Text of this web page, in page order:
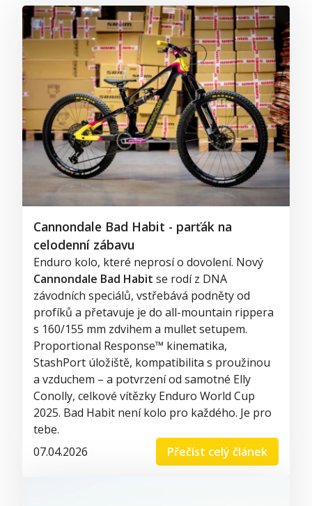
Cannondale Bad Habit - parťák na
celodenní zábavu
Enduro kolo, které neprosí o dovolení. Nový
Cannondale Bad Habit se rodí z DNA
závodních speciálů, vstřebává podněty od
profíků a přetavuje je do all-mountain rippera
s 160/155 mm zdvihem a mullet setupem.
Proportional Response™ kinematika,
StashPort úložiště, kompatibilita s proužinou
a vzduchem – a potvrzení od samotné Elly
Conolly, celkové vítězky Enduro World Cup
2025. Bad Habit není kolo pro každého. Je pro
tebe.
07.04.2026
Přečíst celý článek